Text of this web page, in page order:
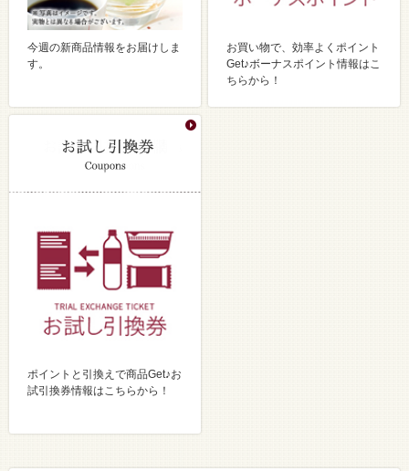
今週の新商品情報をお届けしま
す。
お買い物で、効率よくポイント
Get♪ボーナスポイント情報はこ
ちらから！
ポイントと引換えで商品Get♪お
試引換券情報はこちらから！